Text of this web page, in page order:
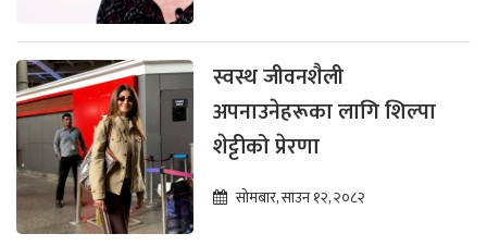
स्वस्थ जीवनशैली
अपनाउनेहरूका लागि शिल्पा
शेट्टीको प्रेरणा
सोमबार, साउन १२, २०८२